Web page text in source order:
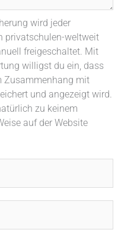
wird jeder
privatschulen-weltweit
freigeschaltet. Mit
willigst du ein, dass
Zusammenhang mit
und angezeigt wird.
zu keinem
auf der Website